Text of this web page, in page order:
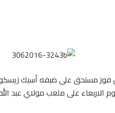
مستحق على ضيفه أسيك
الاربعاء على ملعب مولاي عبد